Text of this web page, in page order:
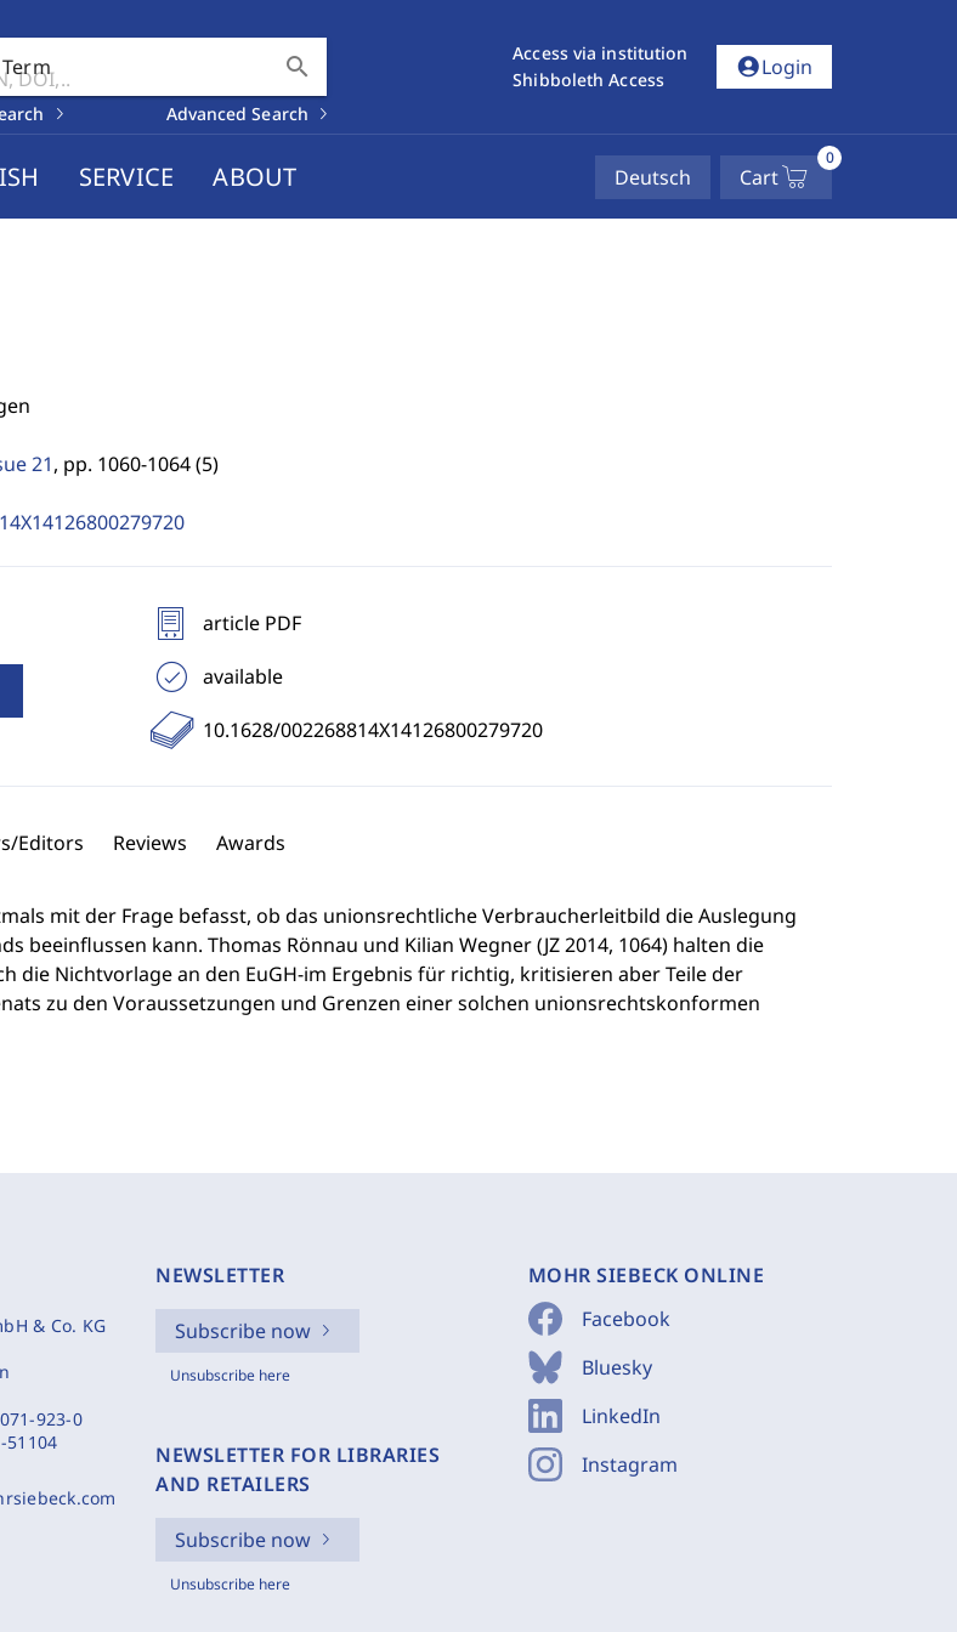
search
Advanced Search
Access via institution
Shibboleth Access
account_circleLogin
SERVICE ABOUT Deutsch Cart
0
21, pp. 1060-1064 (5)
article PDF
available
10.1628/002268814X14126800279720
Editors Reviews Awards
mit der Frage befasst, ob das unionsrechtliche Verbraucherleitbild die Auslegung
beeinflussen kann. Thomas Rönnau und Kilian Wegner (JZ 2014, 1064) halten die
die Nichtvorlage an den EuGH-im Ergebnis für richtig, kritisieren aber Teile der
zu den Voraussetzungen und Grenzen einer solchen unionsrechtskonformen
& Co. KG
923-0
51104
NEWSLETTER
Subscribe now
Unsubscribe here
NEWSLETTER FOR LIBRARIES
AND RETAILERS
Subscribe now
Unsubscribe here
MOHR SIEBECK ONLINE
Facebook
Bluesky
LinkedIn
Instagram